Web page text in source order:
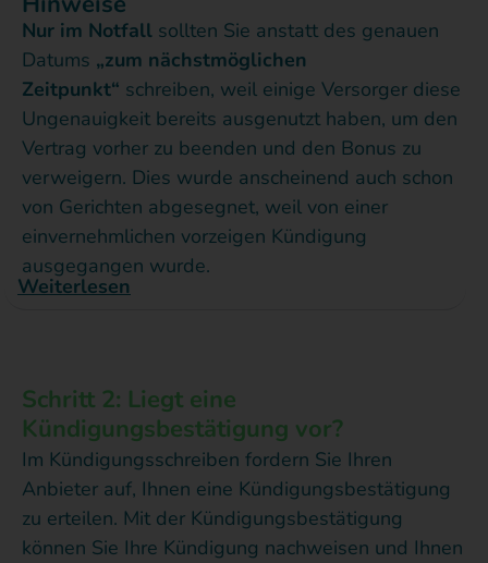
Nur im Notfall sollten Sie anstatt des genauen
Datums „zum nächstmöglichen
Zeitpunkt“ schreiben, weil einige Versorger diese
Ungenauigkeit bereits ausgenutzt haben, um den
Vertrag vorher zu beenden und den Bonus zu
verweigern. Dies wurde anscheinend auch schon
von Gerichten abgesegnet, weil von einer
einvernehmlichen vorzeigen Kündigung
ausgegangen wurde.
Weiterlesen
Schritt 2: Liegt eine
Kündigungsbestätigung vor?
Im Kündigungsschreiben fordern Sie Ihren
Anbieter auf, Ihnen eine Kündigungsbestätigung
zu erteilen. Mit der Kündigungsbestätigung
können Sie Ihre Kündigung nachweisen und Ihnen